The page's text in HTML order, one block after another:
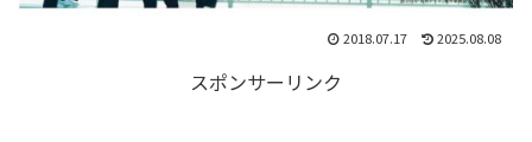
2018.07.17 2025.08.08
スポンサーリンク